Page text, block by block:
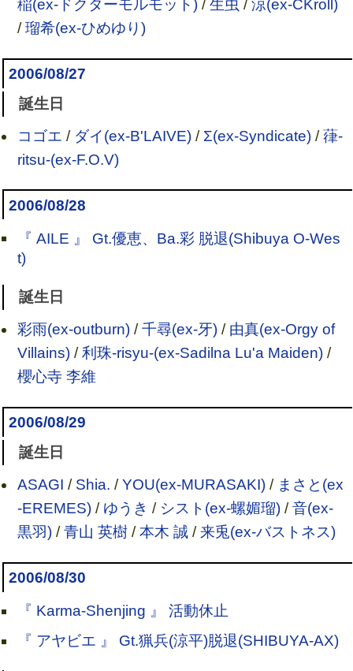
稲(ex-ドクターモルモット)/ 生虫 / 涼(ex-CKroll)
/瑠希(ex-ひめゆり)
2006/08/27
誕生日
コゴエ / ダイ(ex-B'LAIVE)/ Σ(ex-Syndicate)/葎-
ritsu-(ex-F.O.V)
2006/08/28
『 AILE 』 Gt.優恵、Ba.彩 脱退(Shibuya O-Wes
t)
誕生日
彩雨(ex-outburn)/千尋(ex-牙)/ 由真(ex-Orgy of
Villains)/利珠-risyu-(ex-Sadilna Lu'a Maiden)/
櫻心寺 李維
2006/08/29
誕生日
ASAGI / Shia. /YOU(ex-MURASAKI)/ まさと(ex
-EREMES)/ ゆうき / シスト(ex-螺媚瑠)/音(ex-
黒羽)/青山 英樹/本木 誠/来兎(ex-バストネス)
2006/08/30
『 Karma-Shenjing 』 活動休止
『 アヤビエ 』 Gt.猟兵(涼平)脱退(SHIBUYA-AX)